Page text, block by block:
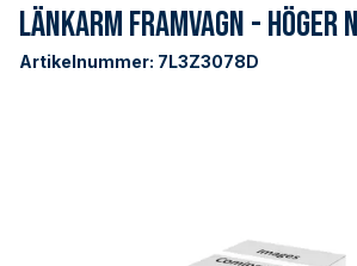
Länkarm Framvagn - Höger
Artikelnummer: 7L3Z3078D